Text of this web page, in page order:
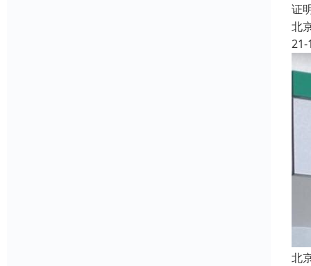
证
北
21-
北